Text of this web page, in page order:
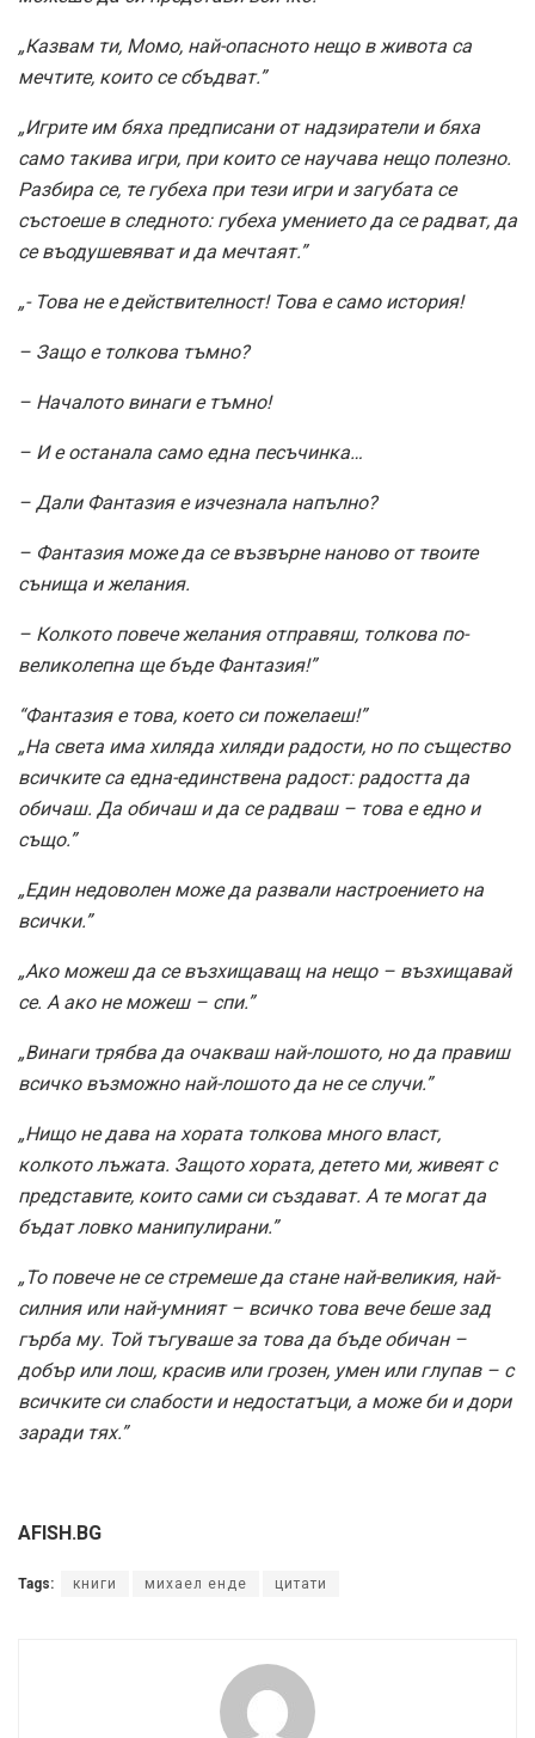
„Казвам ти, Момо, най-опасното нещо в живота са
мечтите, които се сбъдват.”
„Игрите им бяха предписани от надзиратели и бяха
само такива игри, при които се научава нещо полезно.
Разбира се, те губеха при тези игри и загубата се
състоеше в следното: губеха умението да се радват, да
се въодушевяват и да мечтаят.”
„- Това не е действителност! Това е само история!
– Защо е толкова тъмно?
– Началото винаги е тъмно!
– И е останала само една песъчинка…
– Дали Фантазия е изчезнала напълно?
– Фантазия може да се възвърне наново от твоите
сънища и желания.
– Колкото повече желания отправяш, толкова по-
великолепна ще бъде Фантазия!”
“Фантазия е това, което си пожелаеш!”
„На света има хиляда хиляди радости, но по същество
всичките са една-единствена радост: радостта да
обичаш. Да обичаш и да се радваш – това е едно и
също.”
„Един недоволен може да развали настроението на
всички.”
„Ако можеш да се възхищаващ на нещо – възхищавай
се. А ако не можеш – спи.”
„Винаги трябва да очакваш най-лошото, но да правиш
всичко възможно най-лошото да не се случи.”
„Нищо не дава на хората толкова много власт,
колкото лъжата. Защото хората, детето ми, живеят с
представите, които сами си създават. А те могат да
бъдат ловко манипулирани.”
„То повече не се стремеше да стане най-великия, най-
силния или най-умният – всичко това вече беше зад
гърба му. Той тъгуваше за това да бъде обичан –
добър или лош, красив или грозен, умен или глупав – с
всичките си слабости и недостатъци, а може би и дори
заради тях.”
AFISH.BG
Tags: книги михаел енде цитати